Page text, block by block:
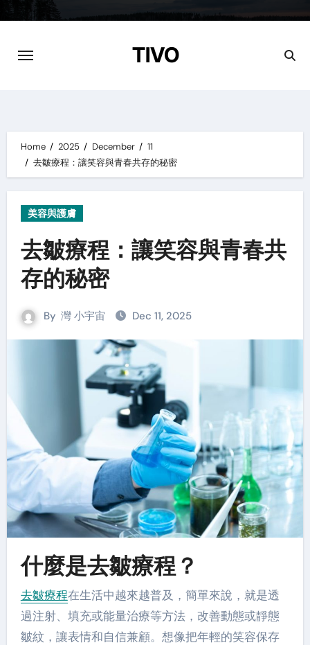
content
TIVO
Home 2025 December
11
去皺療程：讓笑容與青春共存的秘密
美容與護膚
去皺療程：讓笑容與青春共
存的秘密
By 灣 小宇宙 Dec 11, 2025
什麼是去皺療程？
去皺療程在生活中越來越普及，簡單來說，就是透
過注射、填充或能量治療等方法，改善動態或靜態
皺紋，讓表情和自信兼顧。想像把年輕的笑容保存